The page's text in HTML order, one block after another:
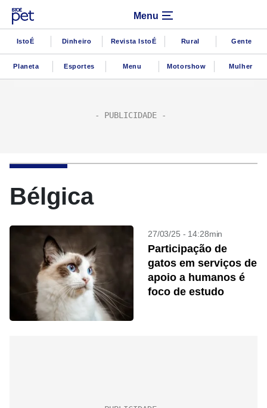
Menu
IstoÉ Dinheiro Revista IstoÉ Rural Gente
Planeta Esportes Menu Motorshow Mulher
Bélgica
27/03/25 - 14:28min
Participação de
gatos em serviços de
apoio a humanos é
foco de estudo